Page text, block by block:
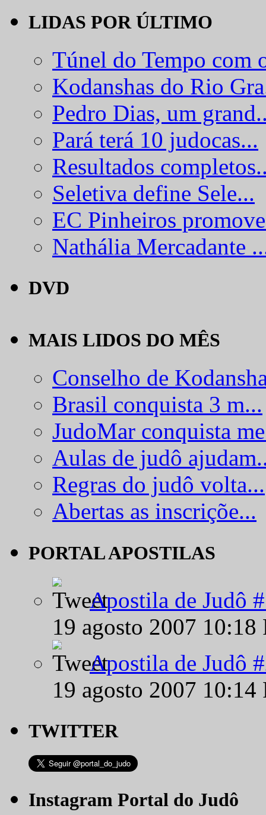
LIDAS POR ÚLTIMO
Túnel do Tempo com
Kodanshas do Rio
Pedro Dias, um
Pará terá 10 judocas...
Resultados
Seletiva define Sele...
EC Pinheiros
Nathália Mercadante
DVD
MAIS LIDOS DO MÊS
Conselho de
Brasil conquista 3 m...
JudoMar conquista
Aulas de judô
Regras do judô volta...
Abertas as inscriçõe...
PORTAL APOSTILAS
Apostila de Judô
19 agosto 2007
Apostila de Judô
19 agosto 2007
TWITTER
Instagram Portal do Judô